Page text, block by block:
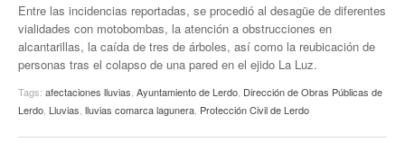
LA MEJOR INFORMACIÓN
Entre las incidencias reportadas, se procedió al desagüe de diferentes
vialidades con motobombas, la atención a obstrucciones en
alcantarillas, la caída de tres de árboles, así como la reubicación de
personas tras el colapso de una pared en el ejido La Luz.
Tags: afectaciones lluvias Ayuntamiento de Lerdo Dirección de Obras Públicas de
Lerdo Lluvias lluvias comarca lagunera Protección Civil de Lerdo